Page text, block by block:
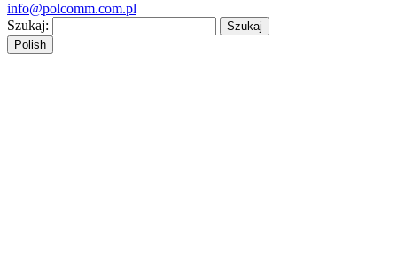
info@polcomm.com.pl
Szukaj:
Polish